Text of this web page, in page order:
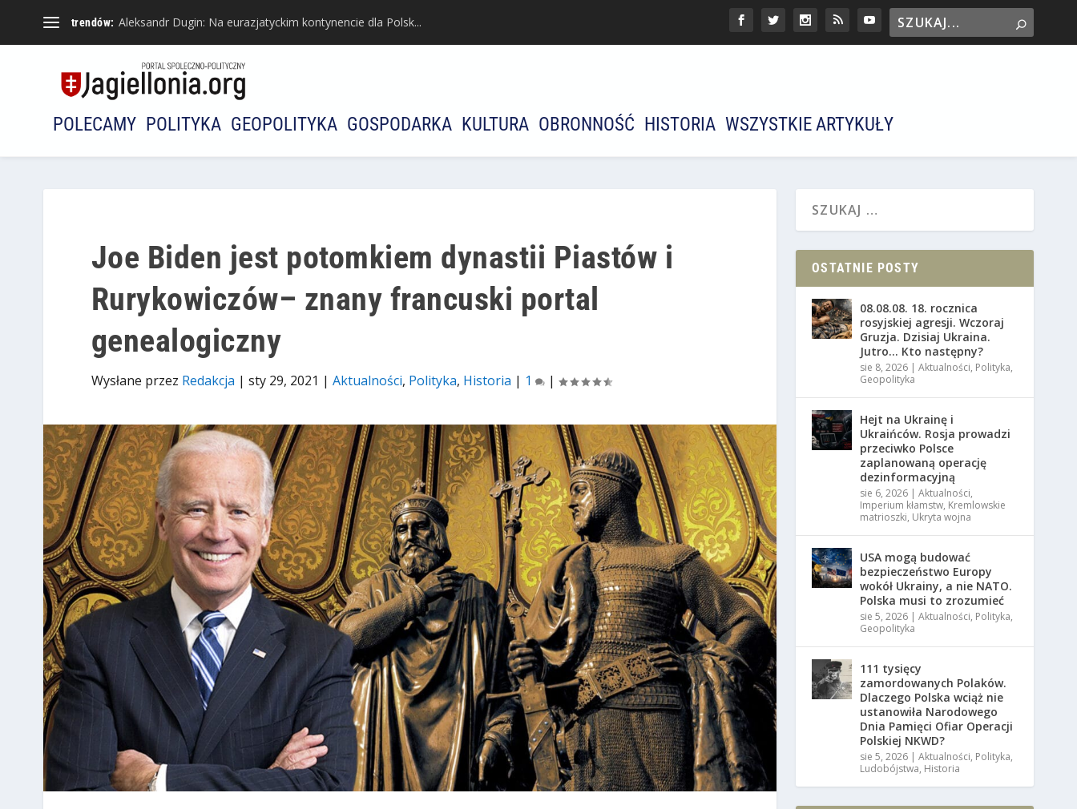
trendów: Aleksandr Dugin: Na eurazjatyckim kontynencie dla Polsk...
POLECAMY POLITYKA GEOPOLITYKA GOSPODARKA KULTURA OBRONNOŚĆ HISTORIA WSZYSTKIE ARTYKUŁY
Joe Biden jest potomkiem dynastii Piastów i
Rurykowiczów– znany francuski portal
genealogiczny
Wysłane przez Redakcja | sty 29, 2021 | Aktualności, Polityka, Historia | 1 |
OSTATNIE POSTY
08.08.08. 18. rocznica
rosyjskiej agresji. Wczoraj
Gruzja. Dzisiaj Ukraina.
Jutro… Kto następny?
sie 8, 2026 |Aktualności, Polityka,
Geopolityka
Hejt na Ukrainę i
Ukraińców. Rosja prowadzi
przeciwko Polsce
zaplanowaną operację
dezinformacyjną
sie 6, 2026 |Aktualności,
Imperium kłamstw, Kremlowskie
matrioszki, Ukryta wojna
USA mogą budować
bezpieczeństwo Europy
wokół Ukrainy, a nie NATO.
Polska musi to zrozumieć
sie 5, 2026 |Aktualności, Polityka,
Geopolityka
111 tysięcy
zamordowanych Polaków.
Dlaczego Polska wciąż nie
ustanowiła Narodowego
Dnia Pamięci Ofiar Operacji
Polskiej NKWD?
sie 5, 2026 |Aktualności, Polityka,
Ludobójstwa, Historia